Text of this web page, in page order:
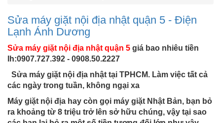
Sửa máy giặt nội địa nhật quận 5 - Điện
Lạnh Ánh Dương
Sửa máy giặt nội địa nhật quận 5 giá bao nhiêu tiền
lh:0907.727.392 - 0908.50.2227
Sửa máy giặt nội địa nhật tại TPHCM. Làm việc tất cả
các ngày trong tuần, không ngại xa
Máy giặt nội địa hay còn gọi máy giặt Nhật Bản, bạn bỏ
ra khoảng từ 8 triệu trở lên sở hữu chúng, vậy tại sao